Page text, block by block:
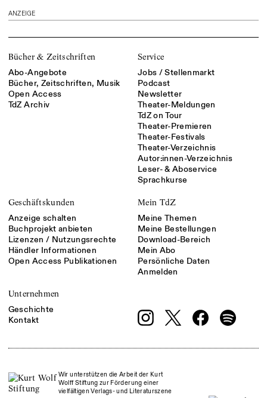
ANZEIGE
Bücher & Zeitschriften
Abo-Angebote
Bücher, Zeitschriften, Musik
Open Access
TdZ Archiv
Service
Jobs / Stellenmarkt
Podcast
Newsletter
Theater-Meldungen
TdZ on Tour
Theater-Premieren
Theater-Festivals
Theater-Verzeichnis
Autor:innen-Verzeichnis
Leser- & Aboservice
Sprachkurse
Geschäftskunden
Anzeige schalten
Buchprojekt anbieten
Lizenzen / Nutzungsrechte
Händler Informationen
Open Access Publikationen
Mein TdZ
Meine Themen
Meine Bestellungen
Download-Bereich
Mein Abo
Persönliche Daten
Anmelden
Unternehmen
Geschichte
Kontakt
Wir unterstützen die Arbeit der Kurt
Wolff Stiftung zur Förderung einer
vielfältigen Verlags- und Literaturszene